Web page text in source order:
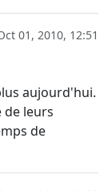
01, 2010, 12:51
aujourd'hui.
de leurs
de